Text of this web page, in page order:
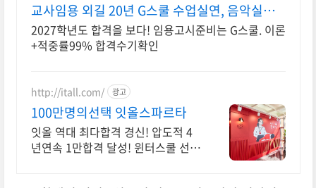
교사임용 외길 20년 G스쿨 수업실연, 음악실기
전문학원
2027학년도 합격을 보다! 임용고시준비는 G스쿨. 이론
+적중률99% 합격수기확인
http://itall.com/ 광고
100만명의선택 잇올스파르타
잇올 역대 최다합격 경신! 압도적 4
년연속 1만합격 달성! 윈터스쿨 선착